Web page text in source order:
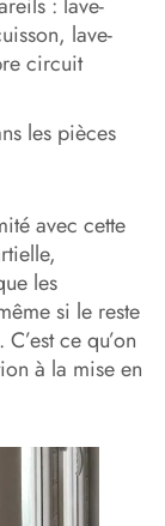
lave-
circuit
les pièces
avec cette
les
si le reste
ce qu’on
à la mise en